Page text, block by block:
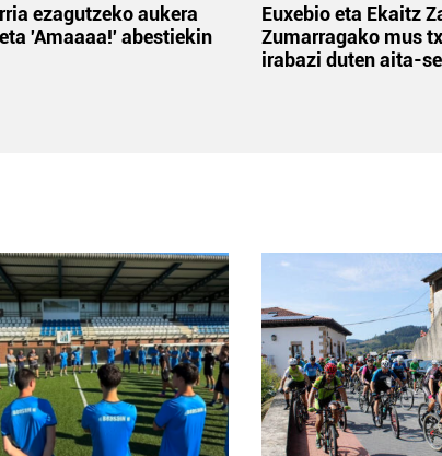
ezagutzeko aukera
'Amaaaa!' abestiekin
Euxebio eta Ekaitz
Zumarragako mus
irabazi duten aita-